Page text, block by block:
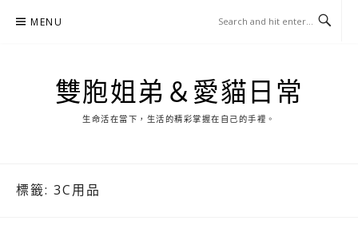
MENU
雙胞姐弟＆愛貓日常
生命活在當下，生活的精彩掌握在自己的手裡。
標籤: 3C用品